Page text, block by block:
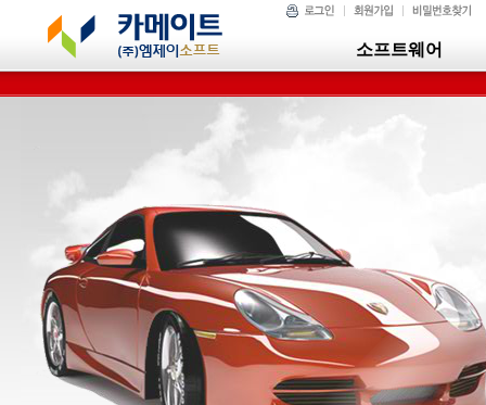
소프트웨어